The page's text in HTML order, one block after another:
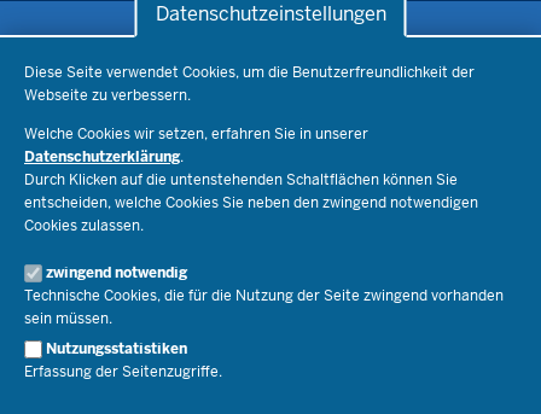
Datenschutzeinstellungen
Diese Seite verwendet Cookies, um die Benutzerfreundlichkeit der
Webseite zu verbessern.
Welche Cookies wir setzen, erfahren Sie in unserer
Datenschutzerklärung.
Durch Klicken auf die untenstehenden Schaltflächen können Sie
entscheiden, welche Cookies Sie neben den zwingend notwendigen
Cookies zulassen.
zwingend notwendig
Technische Cookies, die für die Nutzung der Seite zwingend vorhanden
sein müssen.
Nutzungsstatistiken
Erfassung der Seitenzugriffe.
Bildungsthemen
Lehrkräfte
Recht
Schulleben
Ministerium
Ministerin Dorothee Feller
Staatssekretär Dr. Urban Mauer
Open Government
Bibliothek
Veranstaltungen
Geschäftsbereich
Presse
Pressefotos
Social Media
Pressekontakt
Service
Schule(n) suchen
Kontakt
Der Weg zu uns